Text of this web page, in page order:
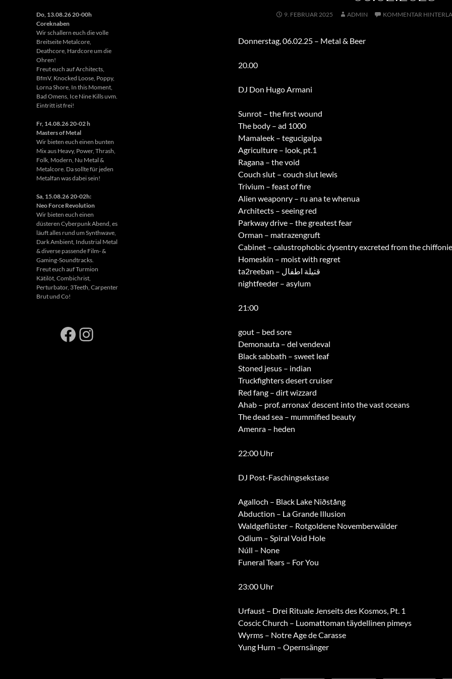
9. FEBRUAR 2025 ADMIN KOMMENTAR
Donnerstag, 06.02.25 – Metal & Beer
20.00
DJ Don Hugo Armani
Sunrot – the first wound
The body – ad 1000
Mamaleek – tegucigalpa
Agriculture – look, pt.1
Ragana – the void
Couch slut – couch slut lewis
Trivium – feast of fire
Alien weaponry – ru ana te whenua
Architects – seeing red
Parkway drive – the greatest fear
Orman – matrazengruft
Cabinet – calustrophobic dysentry excreted from the
Homeskin – moist with regret
ta2reeban – قتيلة اطفال
nightfeeder – asylum
21:00
gout – bed sore
Demonauta – del vendeval
Black sabbath – sweet leaf
Stoned jesus – indian
Truckfighters desert cruiser
Red fang – dirt wizzard
Ahab – prof. arronax‘ descent into the vast oceans
The dead sea – mummified beauty
Amenra – heden
22:00 Uhr
DJ Post-Faschingsekstase
Agalloch – Black Lake Niðstång
Abduction – La Grande Illusion
Waldgeflüster – Rotgoldene Novemberwälder
Odium – Spiral Void Hole
Núll – None
Funeral Tears – For You
23:00 Uhr
Urfaust – Drei Rituale Jenseits des Kosmos, Pt. 1
Coscic Church – Luomattoman täydellinen pimeys
Wyrms – Notre Age de Carasse
Yung Hurn – Opernsänger
Do, 13.08.26 20-00h
Coreknaben
Wir schallern euch die volle
Breitseite Metalcore,
Deathcore, Hardcore um die
Ohren!
Freut euch auf Architects,
BfmV, Knocked Loose, Poppy,
Lorna Shore, In this Moment,
Bad Omens, Ice Nine Kills uvm.
Eintritt ist frei!
Fr, 14.08.26 20-02 h
Masters of Metal
Wir bieten euch einen bunten
Mix aus Heavy, Power, Thrash,
Folk, Modern, Nu Metal &
Metalcore. Da sollte für jeden
Metalfan was dabei sein!
Sa, 15.08.26 20-02h:
Neo Force Revolution
Wir bieten euch einen
düsteren Cyberpunk Abend, es
läuft alles rund um Synthwave,
Dark Ambient, Industrial Metal
& diverse passende Film- &
Gaming-Soundtracks.
Freut euch auf Turmion
Kätilöt, Combichrist,
Perturbator, 3Teeth, Carpenter
Brut und Co!
Facebook
Instagram